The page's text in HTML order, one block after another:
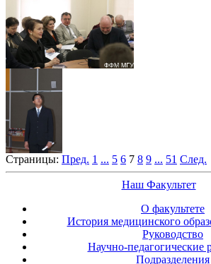
Страницы: Пред. 1 ... 5 6 7 8 9 ... 51 След.
Наш Факультет
О факультете
История медицинского
Руководство
Научно-педагогические
Подразделения